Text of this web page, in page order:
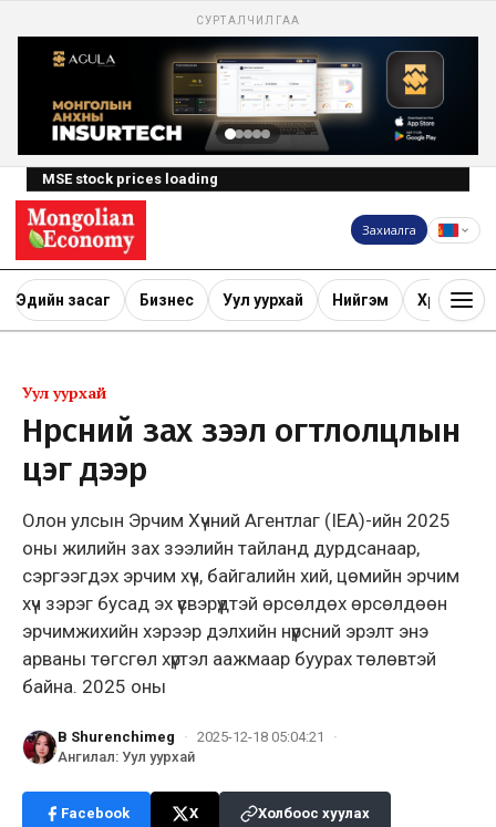
СУРТАЛЧИЛГАА
MSE stock prices loading
Захиалга
Эдийн засаг Бизнес Уул уурхай Нийгэм Хөрөнгө
Уул уурхай
Нүүрсний зах зээл огтлолцлын
цэг дээр
Олон улсын Эрчим Хүчний Агентлаг (IEA)-ийн 2025
оны жилийн зах зээлийн тайланд дурдсанаар,
сэргээгдэх эрчим хүч, байгалийн хий, цөмийн эрчим
хүч зэрэг бусад эх үүсвэрүүдтэй өрсөлдөх өрсөлдөөн
эрчимжихийн хэрээр дэлхийн нүүрсний эрэлт энэ
арваны төгсгөл хүртэл аажмаар буурах төлөвтэй
байна. 2025 оны
B Shurenchimeg · 2025-12-18 05:04:21
·
Ангилал: Уул уурхай
Facebook X Холбоос хуулах